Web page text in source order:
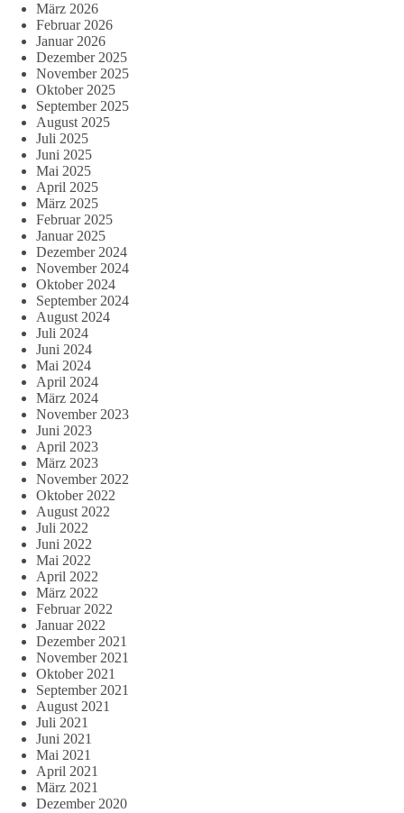
März 2026
Februar 2026
Januar 2026
Dezember 2025
November 2025
Oktober 2025
September 2025
August 2025
Juli 2025
Juni 2025
Mai 2025
April 2025
März 2025
Februar 2025
Januar 2025
Dezember 2024
November 2024
Oktober 2024
September 2024
August 2024
Juli 2024
Juni 2024
Mai 2024
April 2024
März 2024
November 2023
Juni 2023
April 2023
März 2023
November 2022
Oktober 2022
August 2022
Juli 2022
Juni 2022
Mai 2022
April 2022
März 2022
Februar 2022
Januar 2022
Dezember 2021
November 2021
Oktober 2021
September 2021
August 2021
Juli 2021
Juni 2021
Mai 2021
April 2021
März 2021
Dezember 2020